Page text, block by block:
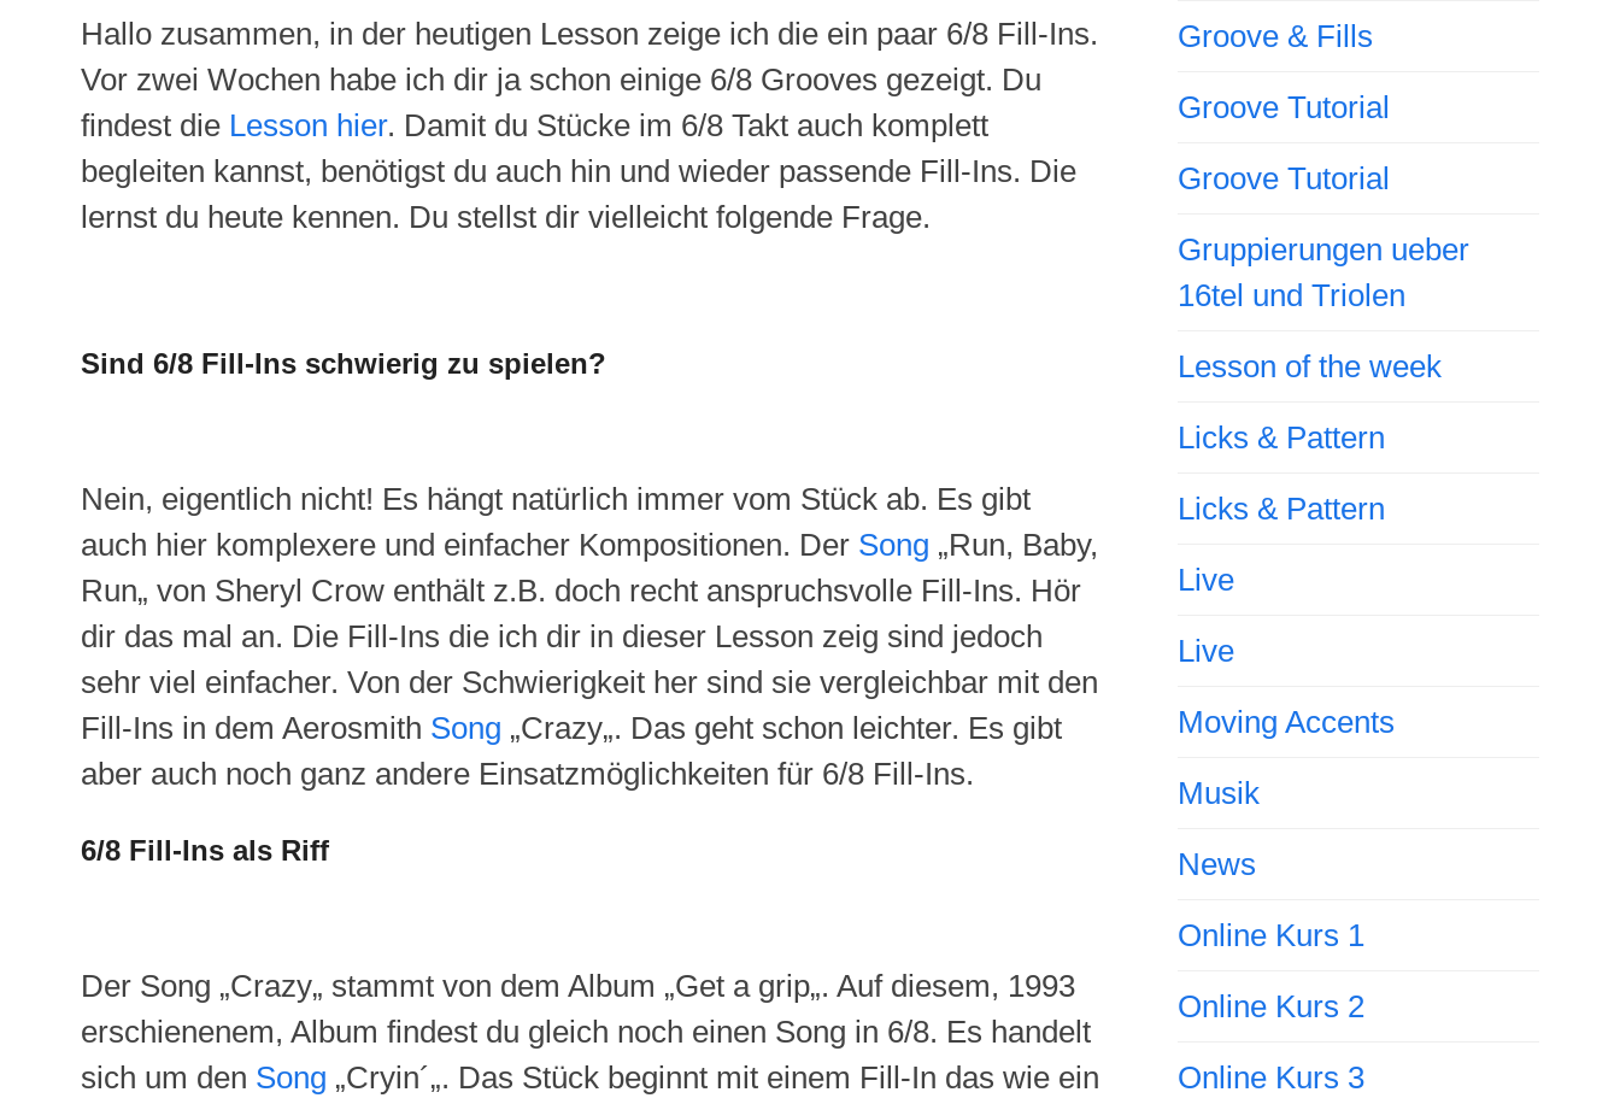
Hallo zusammen, in der heutigen Lesson zeige ich die ein paar 6/8 Fill-Ins.
Vor zwei Wochen habe ich dir ja schon einige 6/8 Grooves gezeigt. Du
findest die Lesson hier. Damit du Stücke im 6/8 Takt auch komplett
begleiten kannst, benötigst du auch hin und wieder passende Fill-Ins. Die
lernst du heute kennen. Du stellst dir vielleicht folgende Frage.
Sind 6/8 Fill-Ins schwierig zu spielen?
Nein, eigentlich nicht! Es hängt natürlich immer vom Stück ab. Es gibt
auch hier komplexere und einfacher Kompositionen. Der Song „Run, Baby,
Run„ von Sheryl Crow enthält z.B. doch recht anspruchsvolle Fill-Ins. Hör
dir das mal an. Die Fill-Ins die ich dir in dieser Lesson zeig sind jedoch
sehr viel einfacher. Von der Schwierigkeit her sind sie vergleichbar mit den
Fill-Ins in demAerosmith Song „Crazy„. Das geht schon leichter. Es gibt
aber auch noch ganz andere Einsatzmöglichkeiten für 6/8 Fill-Ins.
6/8 Fill-Ins als Riff
Der Song „Crazy„ stammt von dem Album „Get a grip„. Auf diesem, 1993
erschienenem, Album findest du gleich noch einen Song in 6/8. Es handelt
sich um den Song „Cryin´„. Das Stück beginnt mit einem Fill-In das wie ein
Groove & Fills
Groove Tutorial
Groove Tutorial
Gruppierungen ueber
16tel und Triolen
Lesson of the week
Licks & Pattern
Licks & Pattern
Live
Live
Moving Accents
Musik
News
Online Kurs 1
Online Kurs 2
Online Kurs 3